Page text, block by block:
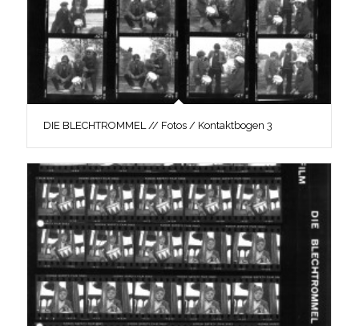
DIE BLECHTROMMEL // Fotos / Kontaktbogen 3